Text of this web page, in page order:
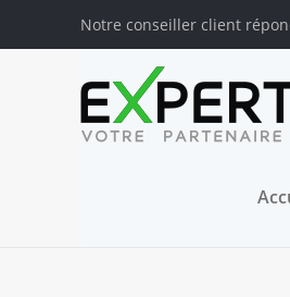
Notre conseiller client